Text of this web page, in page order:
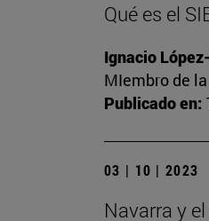
Qué es el
Ignacio
MIembro de
Publicado en:
03 | 10 | 2023
Navarra y